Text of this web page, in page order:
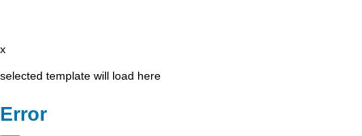
x
selected template will load here
Error